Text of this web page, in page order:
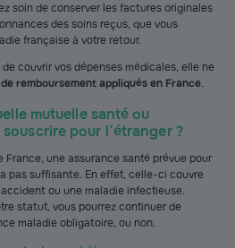
soin de conserver les factures originales
des soins reçus, que vous
française à votre retour.
couvrir vos dépenses médicales, elle ne
remboursement appliqués en France.
mutuelle santé ou
pour l’étranger ?
France, une assurance santé prévue pour
pas suffisante. En effet, celle-ci couvre
ou une maladie infectieuse.
statut, vous pourrez continuer de
maladie obligatoire, ou non.